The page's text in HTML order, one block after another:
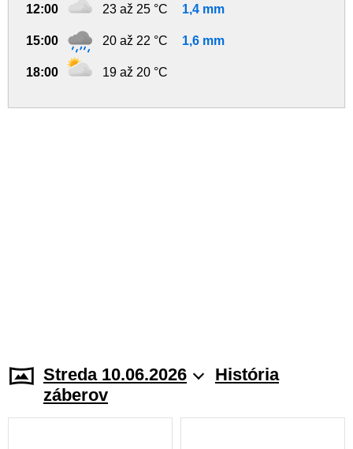
12:00 23 až 25 °C 1,4 mm
15:00 20 až 22 °C 1,6 mm
18:00 19 až 20 °C
Streda 10.06.2026
História
záberov